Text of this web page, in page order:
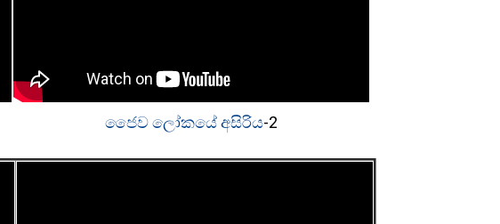
ජෛව ලෝකයේ අසිරිය-2